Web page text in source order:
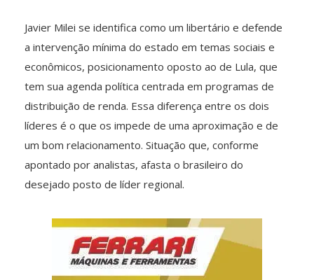
Javier Milei se identifica como um libertário e defende
a intervenção mínima do estado em temas sociais e
econômicos, posicionamento oposto ao de Lula, que
tem sua agenda política centrada em programas de
distribuição de renda. Essa diferença entre os dois
líderes é o que os impede de uma aproximação e de
um bom relacionamento. Situação que, conforme
apontado por analistas, afasta o brasileiro do
desejado posto de líder regional.